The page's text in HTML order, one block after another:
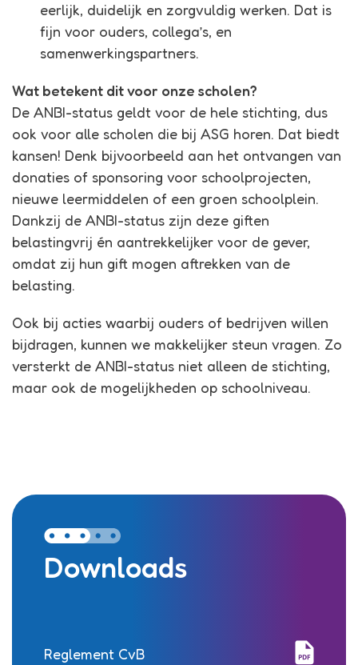
eerlijk, duidelijk en zorgvuldig werken. Dat is
fijn voor ouders, collega’s, en
samenwerkingspartners.
Wat betekent dit voor onze scholen?
De ANBI-status geldt voor de hele stichting, dus
ook voor alle scholen die bij ASG horen. Dat biedt
kansen! Denk bijvoorbeeld aan het ontvangen van
donaties of sponsoring voor schoolprojecten,
nieuwe leermiddelen of een groen schoolplein.
Dankzij de ANBI-status zijn deze giften
belastingvrij én aantrekkelijker voor de gever,
omdat zij hun gift mogen aftrekken van de
belasting.
Ook bij acties waarbij ouders of bedrijven willen
bijdragen, kunnen we makkelijker steun vragen. Zo
versterkt de ANBI-status niet alleen de stichting,
maar ook de mogelijkheden op schoolniveau.
Reglement CvB
Downloads